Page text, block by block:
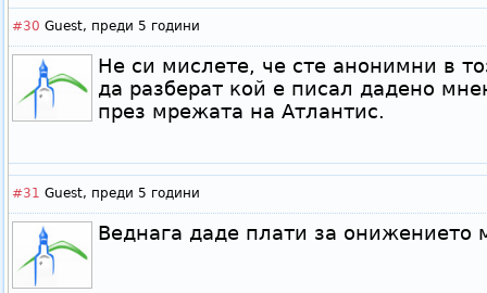
#30 Guest, преди 5 години
Не си мислете, че сте анонимни в
да разберат кой е писал дадено
през мрежата на Атлантис.
#31 Guest, преди 5 години
Веднага даде плати за онижението